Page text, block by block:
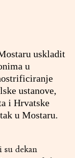
uskladit
u
ustanove,
i Hrvatske
u Mostaru.
su dekan